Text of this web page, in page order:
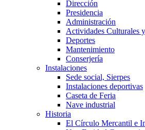
Dirección
Presidencia
Administración
Actividades Culturales
Deportes
Mantenimiento
Conserjería
Instalaciones
Sede social, Sierpes
Instalaciones deportivas
Caseta de Feria
Nave industrial
Historia
El Círculo Mercantil e